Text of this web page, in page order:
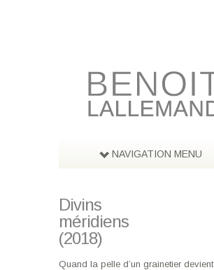
NAVIGATION MENU
Divins
méridiens
(2018)
Quand la pelle d’un grainetier devient